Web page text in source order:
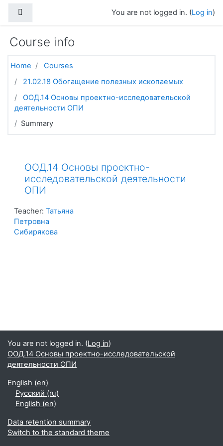
You are not logged in. (Log in)
Course info
Home
Courses
21.02.18 Обогащение полезных ископаемых
ООД.14 Основы проектно-исследовательской
деятельности ОПИ
Summary
ООД.14 Основы проектно-
исследовательской деятельности
ОПИ
Teacher: Татьяна
Петровна
Сибирякова
You are not logged in. (Log in)
ООД.14 Основы проектно-исследовательской
деятельности ОПИ
English ‎(en)‎
Русский ‎(ru)‎
English ‎(en)‎
Data retention summary
Switch to the standard theme